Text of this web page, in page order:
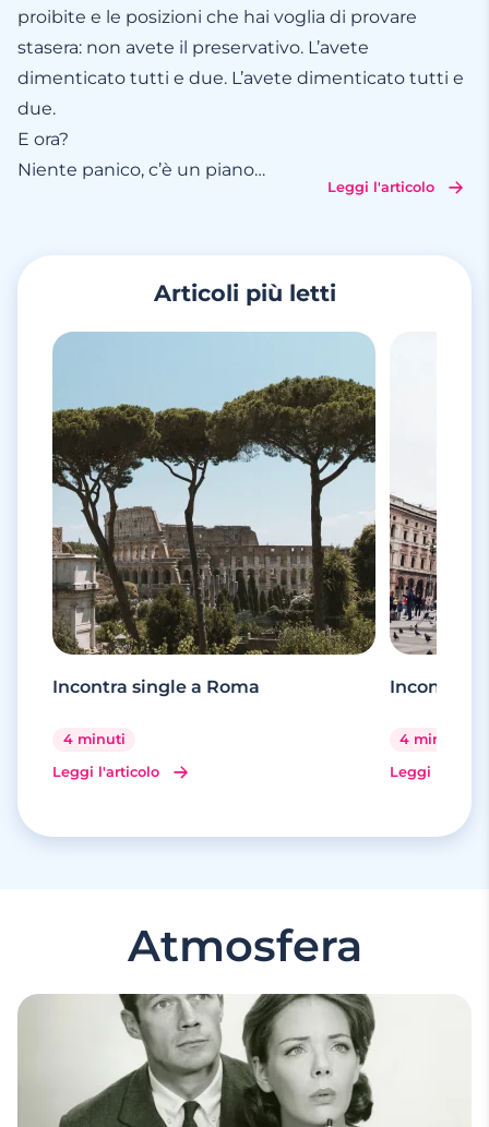
proibite e le posizioni che hai voglia di provare
stasera: non avete il preservativo. L’avete
dimenticato tutti e due. L’avete dimenticato tutti e
due.
E ora?
Niente panico, c’è un piano…
Leggi l'articolo
Articoli più letti
Incontra single a Roma
4 minuti
Leggi l'articolo
Incontra
4 minuti
Leggi
Atmosfera